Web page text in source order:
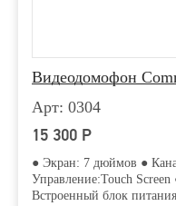
Видеодомофон
Арт: 0304
15 300 Р
● Экран: 7 дюймов ●
Управление:Touch
Встроенный блок